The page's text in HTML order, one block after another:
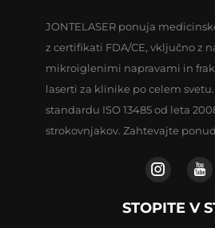
JONTELASER ponuja
z certifikati FDA/CE, vključno z
mikroiglenimi napravami in
laserti za klinike po celem
standardu ISO 13485 od leta
strokovnjakov. Zahtevajte
STOPITE V